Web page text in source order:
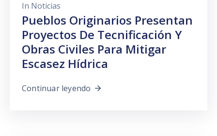
In Noticias
Pueblos Originarios Presentan
Proyectos De Tecnificación Y
Obras Civiles Para Mitigar
Escasez Hídrica
Continuar leyendo